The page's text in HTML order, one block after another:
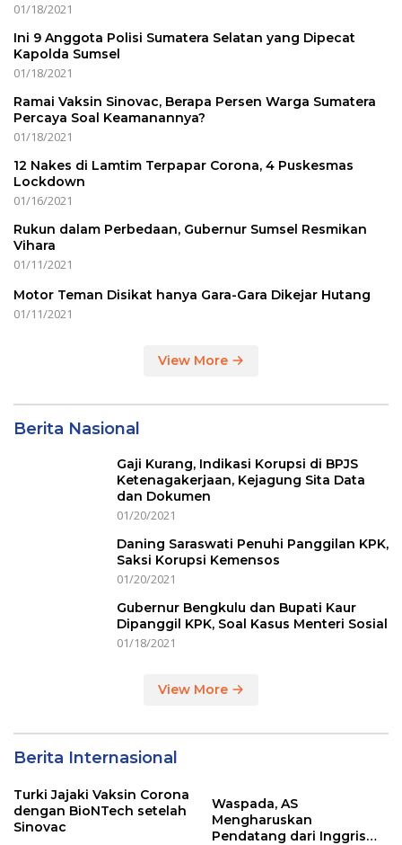
01/18/2021
Ini 9 Anggota Polisi Sumatera Selatan yang Dipecat
Kapolda Sumsel
01/18/2021
Ramai Vaksin Sinovac, Berapa Persen Warga Sumatera
Percaya Soal Keamanannya?
01/18/2021
12 Nakes di Lamtim Terpapar Corona, 4 Puskesmas
Lockdown
01/16/2021
Rukun dalam Perbedaan, Gubernur Sumsel Resmikan
Vihara
01/11/2021
Motor Teman Disikat hanya Gara-Gara Dikejar Hutang
01/11/2021
View More
Berita Nasional
Gaji Kurang, Indikasi Korupsi di BPJS
Ketenagakerjaan, Kejagung Sita Data
dan Dokumen
01/20/2021
Daning Saraswati Penuhi Panggilan KPK,
Saksi Korupsi Kemensos
01/20/2021
Gubernur Bengkulu dan Bupati Kaur
Dipanggil KPK, Soal Kasus Menteri Sosial
01/18/2021
View More
Berita Internasional
Turki Jajaki Vaksin Corona
dengan BioNTech setelah
Sinovac
Waspada, AS
Mengharuskan
Pendatang dari Inggris